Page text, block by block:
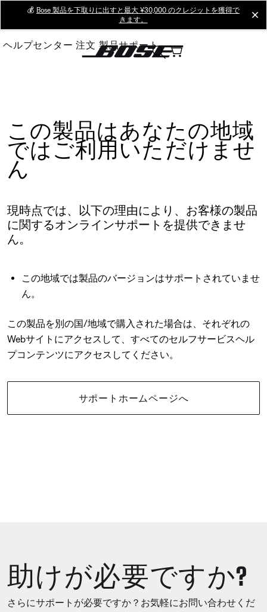
Main
💰 Bose 製品を下取りに出すと最大 ¥30,000 のクレジットを獲得で
きます。
ヘルプセンター 注文 製品サポート
この製品はあなたの地域
ではご利用いただけませ
ん
現時点では、以下の理由により、お客様の製品
に関するオンラインサポートを提供できませ
ん。
この地域では製品のバージョンはサポートされていませ
ん。
この製品を別の国/地域で購入された場合は、それぞれの
Webサイトにアクセスして、すべてのセルフサービスヘル
プコンテンツにアクセスしてください。
サポートホームページへ
助けが必要ですか?
さらにサポートが必要ですか？お気軽にお問い合わせくだ